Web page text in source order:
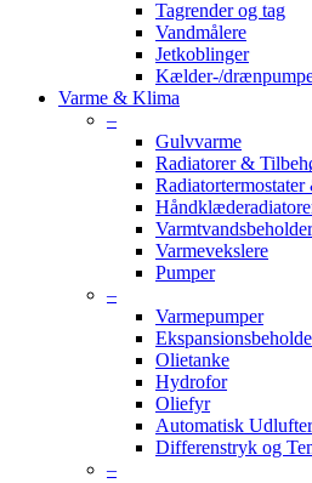
Tagrender og tag
Vandmålere
Jetkoblinger
Kælder-/
Varme & Klima
–
Gulvvarme
Radiatorer &
Varmevekslere
Pumper
–
Varmepumper
Olietanke
Hydrofor
Oliefyr
Automatisk
Differenstryk og
–